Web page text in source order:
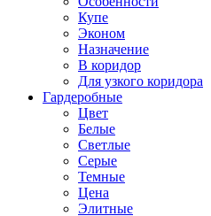
Купе
Эконом
Назначение
В коридор
Для узкого коридора
Гардеробные
Цвет
Белые
Светлые
Серые
Темные
Цена
Элитные